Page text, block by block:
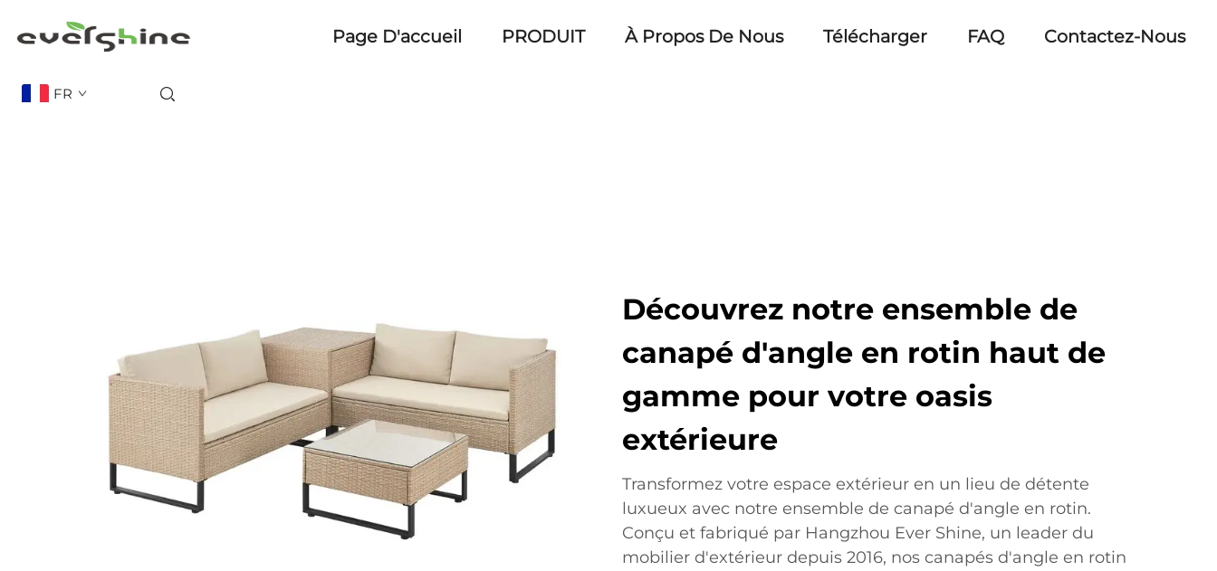
Page D'accueil PRODUIT À Propos De Nous Télécharger FAQ Contactez-Nous
FR
Découvrez notre ensemble de
canapé d'angle en rotin haut de
gamme pour votre oasis
extérieure
Transformez votre espace extérieur en un lieu de détente
luxueux avec notre ensemble de canapé d'angle en rotin.
Conçu et fabriqué par Hangzhou Ever Shine, un leader du
mobilier d'extérieur depuis 2016, nos canapés d'angle en rotin